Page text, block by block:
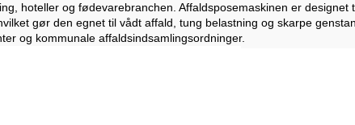
hoteller og fødevarebranchen. Affaldsposemaskinen er
gør den egnet til vådt affald, tung belastning og skarpe
og kommunale affaldsindsamlingsordninger.